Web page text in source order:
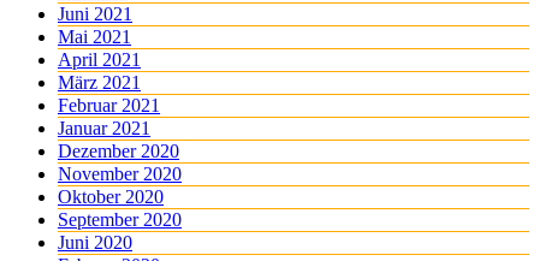
Juni 2021
Mai 2021
April 2021
März 2021
Februar 2021
Januar 2021
Dezember 2020
November 2020
Oktober 2020
September 2020
Juni 2020